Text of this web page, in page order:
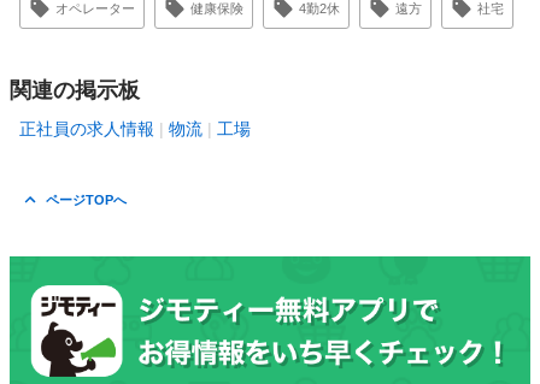
オペレーター 健康保険 4勤2休 遠方 社宅
関連の掲示板
正社員の求人情報 物流 工場
ページTOPへ